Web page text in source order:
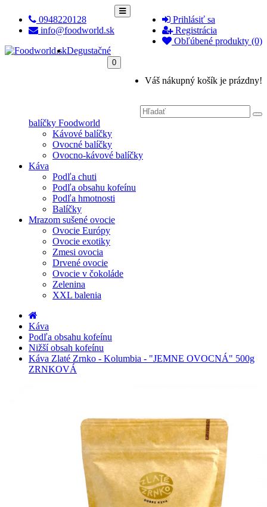
0948220128
info@foodworld.sk
Prihlásiť sa
Registrácia
Obľúbené produkty (0)
0
Váš nákupný košík je prázdny!
Degustačné
balíčky Foodworld
Kávové balíčky
Ovocné balíčky
Ovocno-kávové balíčky
Káva
Podľa chuti
Podľa obsahu kofeínu
Podľa hmotnosti
Balíčky
Mrazom sušené ovocie
Ovocie Európy
Ovocie exotiky
Zmesi ovocia
Drvené ovocie
Ovocie v čokoláde
Zelenina
XXL balenia
Káva
Podľa obsahu kofeínu
Nižší obsah kofeínu
Káva Zlaté Zrnko - Kolumbia - "JEMNE OVOCNÁ" 500g
ZRNKOVÁ